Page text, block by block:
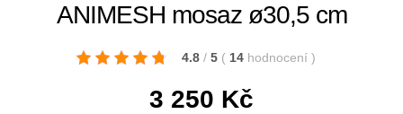
ANIMESH mosaz ø30,5 cm
4.8 / 5 ( 14 hodnocení )
3 250 Kč